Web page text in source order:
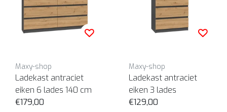
Maxy-shop
Ladekast antraciet
eiken 6 lades 140 cm
€179,00
Maxy-shop
Ladekast antraciet
eiken 3 lades
€129,00